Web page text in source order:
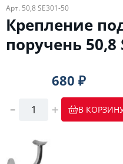
Арт. 50,8 SE301-50
Крепление
поручень 50,8
680 ₽
В